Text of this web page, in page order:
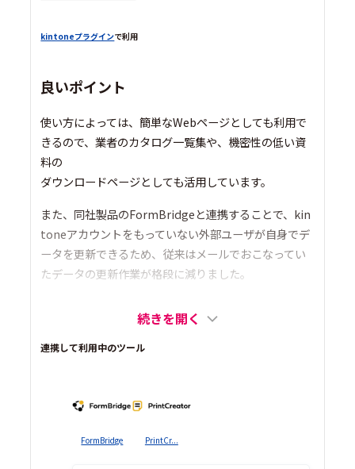
kintoneプラグインで利用
良いポイント
使い方によっては、簡単なWebページとしても利用で
きるので、業者のカタログ一覧集や、機密性の低い資
料の
ダウンロードページとしても活用しています。
また、同社製品のFormBridgeと連携することで、kin
toneアカウントをもっていない外部ユーザが自身でデ
ータを更新できるため、従来はメールでおこなってい
たデータの更新作業が格段に減りました。
続きを開く
連携して利用中のツール
FormBridge PrintCr...